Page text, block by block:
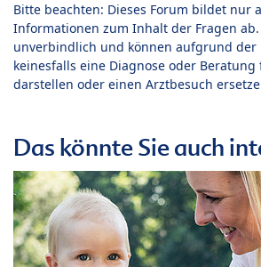
Bitte beachten: Dieses Forum bildet nur
Informationen zum Inhalt der Fragen
unverbindlich und können aufgrund der
keinesfalls eine Diagnose oder
darstellen oder einen Arztbesuch
Das könnte Sie auch